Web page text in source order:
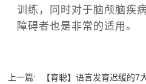
训练，同时对于脑颅脑疾
障碍者也是非常的适用。
上一篇:
【育聪】语言发育迟缓的7